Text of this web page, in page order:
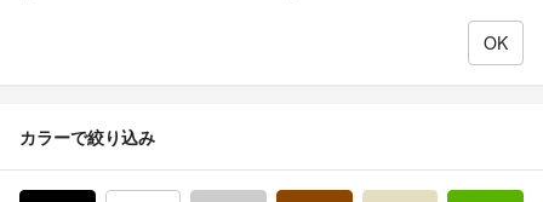
カラーで絞り込み